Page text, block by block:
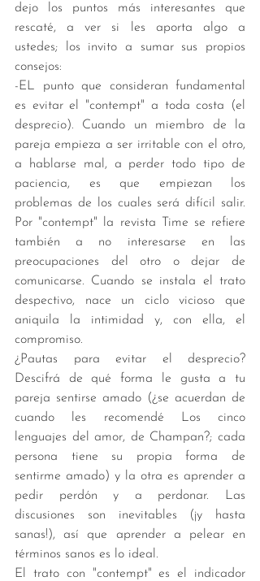
dejo los puntos más interesantes que
rescaté, a ver si les aporta algo a
ustedes; los invito a sumar sus propios
consejos:
-EL punto que consideran fundamental
es evitar el "contempt" a toda costa (el
desprecio). Cuando un miembro de la
pareja empieza a ser irritable con el otro,
a hablarse mal, a perder todo tipo de
paciencia, es que empiezan los
problemas de los cuales será difícil salir.
Por "contempt" la revista Time se refiere
también a no interesarse en las
preocupaciones del otro o dejar de
comunicarse. Cuando se instala el trato
despectivo, nace un ciclo vicioso que
aniquila la intimidad y, con ella, el
compromiso.
¿Pautas para evitar el desprecio?
Descifrá de qué forma le gusta a tu
pareja sentirse amado (¿se acuerdan de
cuando les recomendé Los cinco
lenguajes del amor, de Champan?; cada
persona tiene su propia forma de
sentirme amado) y la otra es aprender a
pedir perdón y a perdonar. Las
discusiones son inevitables (¡y hasta
sanas!), así que aprender a pelear en
términos sanos es lo ideal.
El trato con "contempt" es el indicador